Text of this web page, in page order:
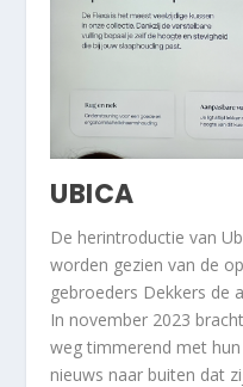
UBICA
De herintroductie van
worden gezien van de
gebroeders Dekkers de
In november 2023
weg timmerend met
nieuws naar buiten dat